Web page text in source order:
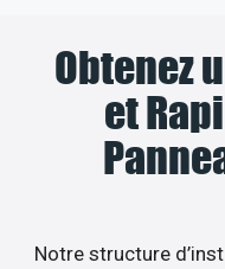
Obtenez
et
Notre structure